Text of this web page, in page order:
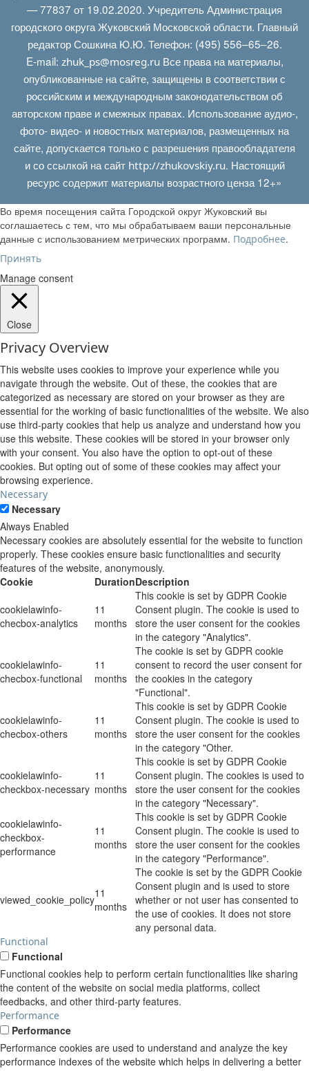
— 77837 от 19.02.2020. Учредитель Администрация
городского округа Жуковский Московской области. Главный
редактор Сошкина Ю.Ю. Телефон: (495) 556–65–26.
E‑mail: zhuk_ps@mosreg.ruВсе права на материалы,
опубликованные на сайте, защищены в соответствии с
российским и международным законодательством об
авторском праве и смежных правах. Использование аудио-,
фото- видео- и новостных материалов, размещенных на
сайте, допускается только с разрешения правообладателя
и со ссылкой на сайт http://zhukovskiy.ru. Настоящий
ресурс содержит материалы возрастного ценза 12+»
Во время посещения сайта Городской округ Жуковский вы
соглашаетесь с тем, что мы обрабатываем ваши персональные
данные с использованием метрических программ. Подробнее.
Принять
Manage consent
Close
Privacy Overview
This website uses cookies to improve your experience while you
navigate through the website. Out of these, the cookies that are
categorized as necessary are stored on your browser as they are
essential for the working of basic functionalities of the website. We also
use third-party cookies that help us analyze and understand how you
use this website. These cookies will be stored in your browser only
with your consent. You also have the option to opt-out of these
cookies. But opting out of some of these cookies may affect your
browsing experience.
Necessary
Necessary
Always Enabled
Necessary cookies are absolutely essential for the website to function
properly. These cookies ensure basic functionalities and security
features of the website, anonymously.
Cookie
DurationDescription
cookielawinfo-
checbox-analytics
11
months
This cookie is set by GDPR Cookie
Consent plugin. The cookie is used to
store the user consent for the cookies
in the category "Analytics".
cookielawinfo-
checbox-functional
11
months
The cookie is set by GDPR cookie
consent to record the user consent for
the cookies in the category
"Functional".
cookielawinfo-
checbox-others
11
months
This cookie is set by GDPR Cookie
Consent plugin. The cookie is used to
store the user consent for the cookies
in the category "Other.
cookielawinfo-
checkbox-necessary
11
months
This cookie is set by GDPR Cookie
Consent plugin. The cookies is used to
store the user consent for the cookies
in the category "Necessary".
cookielawinfo-
checkbox-
performance
11
months
This cookie is set by GDPR Cookie
Consent plugin. The cookie is used to
store the user consent for the cookies
in the category "Performance".
viewed_cookie_policy11
months
The cookie is set by the GDPR Cookie
Consent plugin and is used to store
whether or not user has consented to
the use of cookies. It does not store
any personal data.
Functional
Functional
Functional cookies help to perform certain functionalities like sharing
the content of the website on social media platforms, collect
feedbacks, and other third-party features.
Performance
Performance
Performance cookies are used to understand and analyze the key
performance indexes of the website which helps in delivering a better